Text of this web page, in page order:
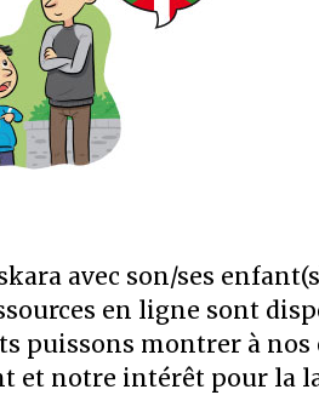
avec son/ses
en ligne sont
puissons montrer à
et notre intérêt pour la